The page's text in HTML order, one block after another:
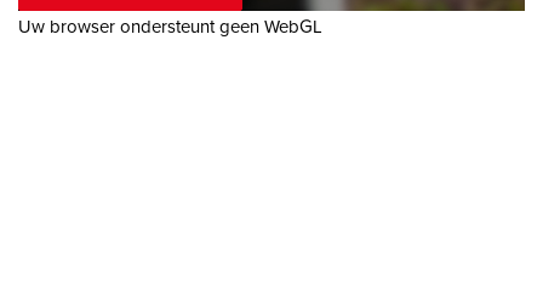
dakkapel en hebben openslaande deuren naar een balkon
Uw browser ondersteunt geen WebGL